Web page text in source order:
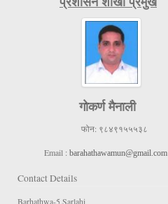
गोकर्ण मैनाली
फोन: ९८४९१५५५३८
Email : barahathawamun@gmail.com
Contact Details
Barhathwa-5,Sarlahi